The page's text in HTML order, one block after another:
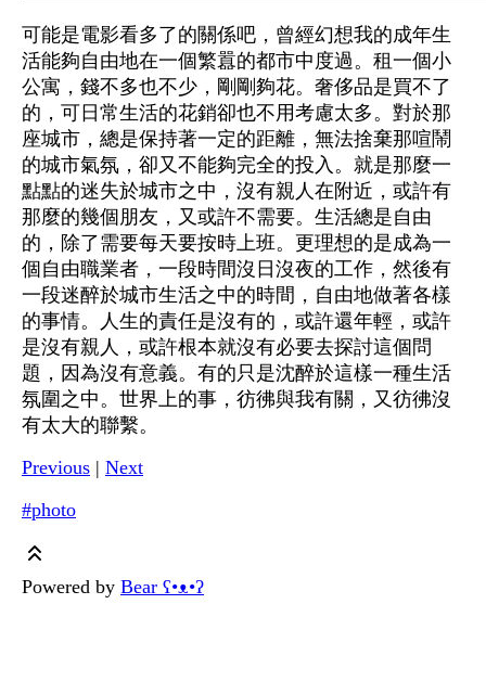
可能是電影看多了的關係吧，曾經幻想我的成年生
活能夠自由地在一個繁囂的都市中度過。租一個小
公寓，錢不多也不少，剛剛夠花。奢侈品是買不了
的，可日常生活的花銷卻也不用考慮太多。對於那
座城市，總是保持著一定的距離，無法捨棄那喧鬧
的城市氣氛，卻又不能夠完全的投入。就是那麼一
點點的迷失於城市之中，沒有親人在附近，或許有
那麼的幾個朋友，又或許不需要。生活總是自由
的，除了需要每天要按時上班。更理想的是成為一
個自由職業者，一段時間沒日沒夜的工作，然後有
一段迷醉於城市生活之中的時間，自由地做著各樣
的事情。人生的責任是沒有的，或許還年輕，或許
是沒有親人，或許根本就沒有必要去探討這個問
題，因為沒有意義。有的只是沈醉於這樣一種生活
氛圍之中。世界上的事，彷彿與我有關，又彷彿沒
有太大的聯繫。
Previous | Next
#photo
Powered by Bear ʕ•ᴥ•ʔ